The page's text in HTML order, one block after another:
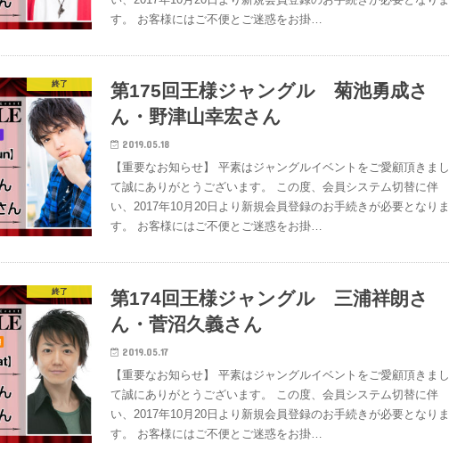
す。 お客様にはご不便とご迷惑をお掛…
終了
第175回王様ジャングル 菊池勇成さ
ん・野津山幸宏さん
2019.05.18
【重要なお知らせ】 平素はジャングルイベントをご愛顧頂きまし
て誠にありがとうございます。 この度、会員システム切替に伴
い、2017年10月20日より新規会員登録のお手続きが必要となりま
す。 お客様にはご不便とご迷惑をお掛…
終了
第174回王様ジャングル 三浦祥朗さ
ん・菅沼久義さん
2019.05.17
【重要なお知らせ】 平素はジャングルイベントをご愛顧頂きまし
て誠にありがとうございます。 この度、会員システム切替に伴
い、2017年10月20日より新規会員登録のお手続きが必要となりま
す。 お客様にはご不便とご迷惑をお掛…